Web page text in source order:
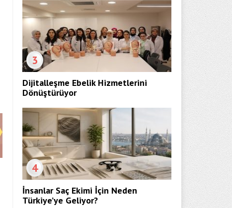
3
Dijitalleşme Ebelik Hizmetlerini
Dönüştürüyor
4
İnsanlar Saç Ekimi İçin Neden
Türkiye’ye Geliyor?